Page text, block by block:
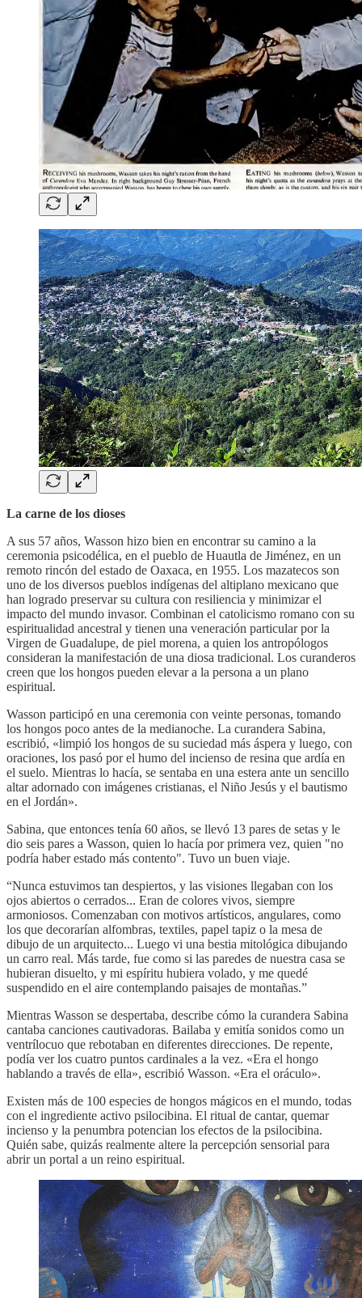
La carne de los dioses
A sus 57 años, Wasson hizo bien en encontrar su camino a la
ceremonia psicodélica, en el pueblo de Huautla de Jiménez, en un
remoto rincón del estado de Oaxaca, en 1955. Los mazatecos son
uno de los diversos pueblos indígenas del altiplano mexicano que
han logrado preservar su cultura con resiliencia y minimizar el
impacto del mundo invasor. Combinan el catolicismo romano con su
espiritualidad ancestral y tienen una veneración particular por la
Virgen de Guadalupe, de piel morena, a quien los antropólogos
consideran la manifestación de una diosa tradicional. Los curanderos
creen que los hongos pueden elevar a la persona a un plano
espiritual.
Wasson participó en una ceremonia con veinte personas, tomando
los hongos poco antes de la medianoche. La curandera Sabina,
escribió, «limpió los hongos de su suciedad más áspera y luego, con
oraciones, los pasó por el humo del incienso de resina que ardía en
el suelo. Mientras lo hacía, se sentaba en una estera ante un sencillo
altar adornado con imágenes cristianas, el Niño Jesús y el bautismo
en el Jordán».
Sabina, que entonces tenía 60 años, se llevó 13 pares de setas y le
dio seis pares a Wasson, quien lo hacía por primera vez, quien "no
podría haber estado más contento". Tuvo un buen viaje.
“Nunca estuvimos tan despiertos, y las visiones llegaban con los
ojos abiertos o cerrados... Eran de colores vivos, siempre
armoniosos. Comenzaban con motivos artísticos, angulares, como
los que decorarían alfombras, textiles, papel tapiz o la mesa de
dibujo de un arquitecto... Luego vi una bestia mitológica dibujando
un carro real. Más tarde, fue como si las paredes de nuestra casa se
hubieran disuelto, y mi espíritu hubiera volado, y me quedé
suspendido en el aire contemplando paisajes de montañas.”
Mientras Wasson se despertaba, describe cómo la curandera Sabina
cantaba canciones cautivadoras. Bailaba y emitía sonidos como un
ventrílocuo que rebotaban en diferentes direcciones. De repente,
podía ver los cuatro puntos cardinales a la vez. «Era el hongo
hablando a través de ella», escribió Wasson. «Era el oráculo».
Existen más de 100 especies de hongos mágicos en el mundo, todas
con el ingrediente activo psilocibina. El ritual de cantar, quemar
incienso y la penumbra potencian los efectos de la psilocibina.
Quién sabe, quizás realmente altere la percepción sensorial para
abrir un portal a un reino espiritual.